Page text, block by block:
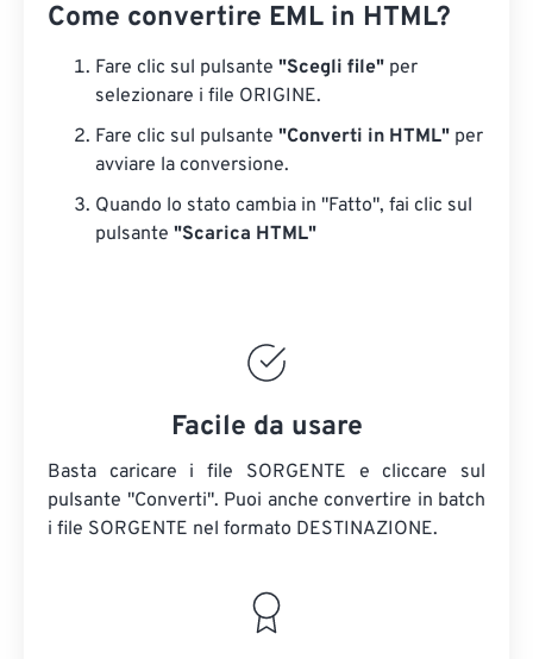
Come convertire EML in HTML?
Fare clic sul pulsante "Scegli file" per
selezionare i file ORIGINE.
Fare clic sul pulsante "Converti in HTML" per
avviare la conversione.
Quando lo stato cambia in "Fatto", fai clic sul
pulsante "Scarica HTML"
Facile da usare
Basta caricare i file SORGENTE e cliccare sul
pulsante "Converti". Puoi anche convertire in batch
i file SORGENTE nel formato DESTINAZIONE.